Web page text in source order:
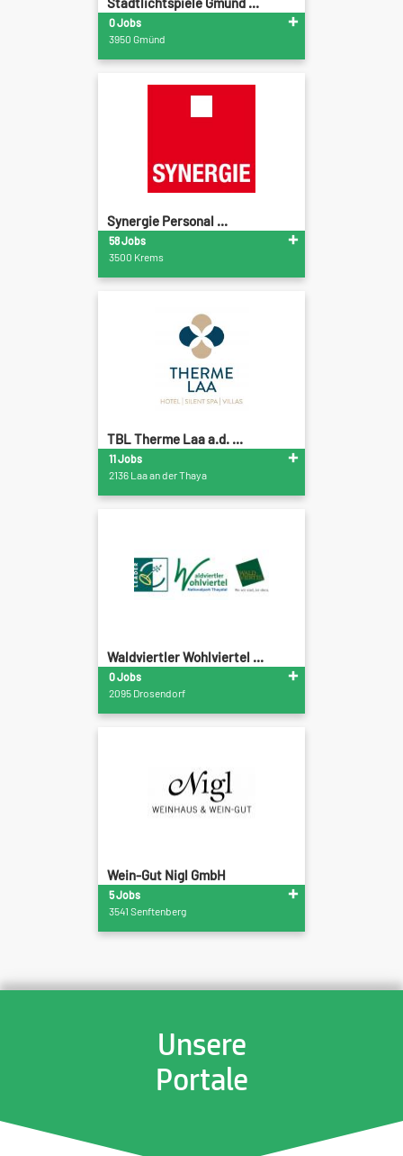
0 Jobs
3950 Gmünd
Synergie Personal ...
58 Jobs
3500 Krems
TBL Therme Laa a.d. ...
11 Jobs
2136 Laa an der Thaya
Waldviertler Wohlviertel ...
0 Jobs
2095 Drosendorf
Wein-Gut Nigl GmbH
5 Jobs
3541 Senftenberg
Unsere
Portale